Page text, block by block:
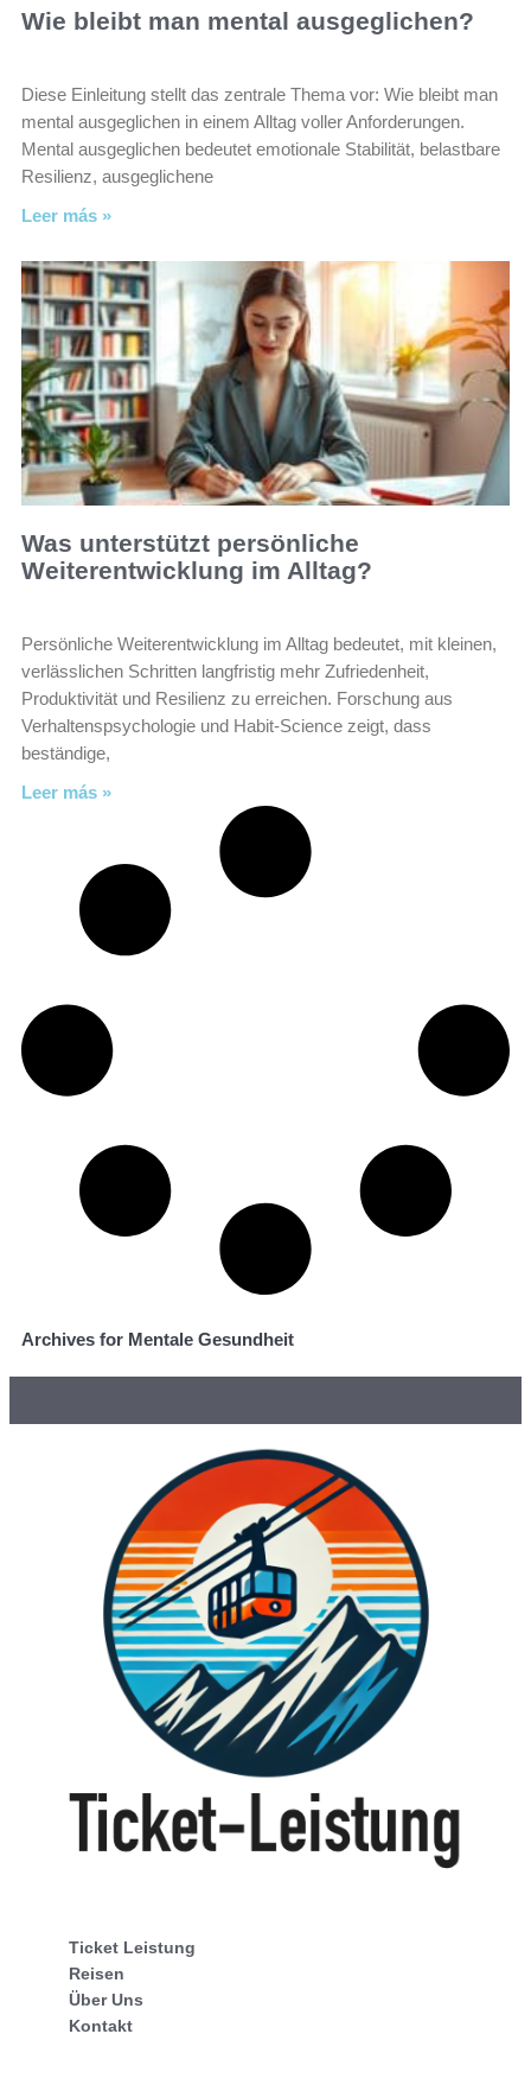
Wie bleibt man mental ausgeglichen?
Diese Einleitung stellt das zentrale Thema vor: Wie bleibt man
mental ausgeglichen in einem Alltag voller Anforderungen.
Mental ausgeglichen bedeutet emotionale Stabilität, belastbare
Resilienz, ausgeglichene
Leer más »
Was unterstützt persönliche
Weiterentwicklung im Alltag?
Persönliche Weiterentwicklung im Alltag bedeutet, mit kleinen,
verlässlichen Schritten langfristig mehr Zufriedenheit,
Produktivität und Resilienz zu erreichen. Forschung aus
Verhaltenspsychologie und Habit-Science zeigt, dass
beständige,
Leer más »
Archives for Mentale Gesundheit
Ticket Leistung
Reisen
Über Uns
Kontakt